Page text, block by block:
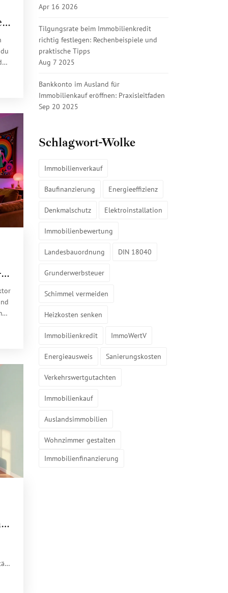
Apr 16 2026
Tilgungsrate beim Immobilienkredit
richtig festlegen: Rechenbeispiele und
praktische Tipps
Aug 7 2025
Bankkonto im Ausland für
Immobilienkauf eröffnen: Praxisleitfaden
Sep 20 2025
Schlagwort-Wolke
Immobilienverkauf
Baufinanzierung Energieeffizienz
Denkmalschutz Elektroinstallation
Immobilienbewertung
Landesbauordnung DIN 18040
Grunderwerbsteuer
Schimmel vermeiden
Heizkosten senken
Immobilienkredit ImmoWertV
Energieausweis Sanierungskosten
Verkehrswertgutachten
Immobilienkauf
Auslandsimmobilien
Wohnzimmer gestalten
Immobilienfinanzierung